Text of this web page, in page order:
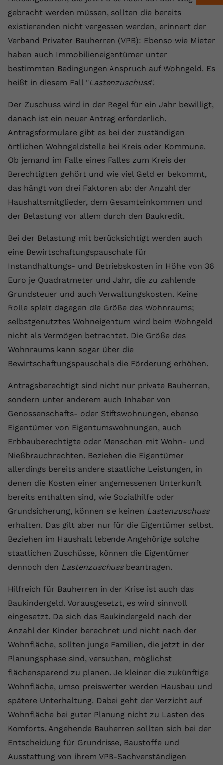
gebracht werden müssen, sollten die bereits
existierenden nicht vergessen werden, erinnert der
Verband Privater Bauherren (VPB): Ebenso wie Mieter
haben auch Immobilieneigentümer unter
bestimmten Bedingungen Anspruch auf Wohngeld. Es
heißt in diesem Fall "Lastenzuschuss".
Der Zuschuss wird in der Regel für ein Jahr bewilligt,
danach ist ein neuer Antrag erforderlich.
Antragsformulare gibt es bei der zuständigen
örtlichen Wohngeldstelle bei Kreis oder Kommune.
Ob jemand im Falle eines Falles zum Kreis der
Berechtigten gehört und wie viel Geld er bekommt,
das hängt von drei Faktoren ab: der Anzahl der
Haushaltsmitglieder, dem Gesamteinkommen und
der Belastung vor allem durch den Baukredit.
Bei der Belastung mit berücksichtigt werden auch
eine Bewirtschaftungspauschale für
Instandhaltungs- und Betriebskosten in Höhe von 36
Euro je Quadratmeter und Jahr, die zu zahlende
Grundsteuer und auch Verwaltungskosten. Keine
Rolle spielt dagegen die Größe des Wohnraums;
selbstgenutztes Wohneigentum wird beim Wohngeld
nicht als Vermögen betrachtet. Die Größe des
Wohnraums kann sogar über die
Bewirtschaftungspauschale die Förderung erhöhen.
Antragsberechtigt sind nicht nur private Bauherren,
sondern unter anderem auch Inhaber von
Genossenschafts- oder Stiftswohnungen, ebenso
Eigentümer von Eigentumswohnungen, auch
Erbbauberechtigte oder Menschen mit Wohn- und
Nießbrauchrechten. Beziehen die Eigentümer
allerdings bereits andere staatliche Leistungen, in
denen die Kosten einer angemessenen Unterkunft
bereits enthalten sind, wie Sozialhilfe oder
Grundsicherung, können sie keinen Lastenzuschuss
erhalten. Das gilt aber nur für die Eigentümer selbst.
Beziehen im Haushalt lebende Angehörige solche
staatlichen Zuschüsse, können die Eigentümer
dennoch den Lastenzuschussbeantragen.
Hilfreich für Bauherren in der Krise ist auch das
Baukindergeld. Vorausgesetzt, es wird sinnvoll
eingesetzt. Da sich das Baukindergeld nach der
Anzahl der Kinder berechnet und nicht nach der
Wohnfläche, sollten junge Familien, die jetzt in der
Planungsphase sind, versuchen, möglichst
flächensparend zu planen. Je kleiner die zukünftige
Wohnfläche, umso preiswerter werden Hausbau und
spätere Unterhaltung. Dabei geht der Verzicht auf
Wohnfläche bei guter Planung nicht zu Lasten des
Komforts. Angehende Bauherren sollten sich bei der
Entscheidung für Grundrisse, Baustoffe und
Ausstattung von ihrem VPB-Sachverständigen
Laufzeit 1 Jahr
Zweck
Dieser Wert speichert Ihre Consent-
zufällig generierte ID, für die
historische Speicherung Ihrer
vorgenommen Einstellungen, falls der
Webseiten-Betreiber dies eingestellt
Name fe_typo_user
Anbieter VPB.de
Laufzeit Session
Dieses Cookie wird verwendet, um die
Benutzereinstellungen zu ermöglichen.
Zweck
wiederzuerkennen und statistische
Website zu erfassen.
Name _gcl au
Anbieter Google Ads
Zweck
Wird von Google Ads für das
Conversion-Tracking verwendet, um
Website zuzuordnen.
Cookie-Informationen anzeigen
Externe Inhalte
Wir verwenden auf unserer Website externe Inhalte,
um Ihnen zusätzliche Informationen anzubieten.
vuid
Laufzeit 2 Jahre
Zweck
Vimeo installiert dieses Cookie, um
Tracking-Informationen zu sammeln,
indem es eine eindeutige ID zum
Einbetten von Videos auf der Website
Name CONSENT
Anbieter youtube.com
Laufzeit 2 Jahre
Zweck
YouTube setzt dieses Cookie über
eingebettete YouTube-Videos und
registriert anonyme statistische Daten.
Name yt-remote-device-id
Anbieter Youtube.com
Zweck
YouTube setzt diesen Cookie, um die
speichern, der eingebettete YouTube-
Videos verwendet.
Anbieter youtube.com
Dieser von YouTube gesetzte Cookie
registriert eine eindeutige ID, um
Videos von YouTube der Nutzer
gesehen hat.
Name yt.innertube::nextId
Anbieter
Laufzeit Session
Zweck
Dieser von YouTube gesetzte Cookie
registriert eine eindeutige ID, um
Daten darüber zu speichern, welche
Videos von YouTube der Nutzer
gesehen hat.
Name yt-remote-connected-devices
Cookie-Informationen anzeigen